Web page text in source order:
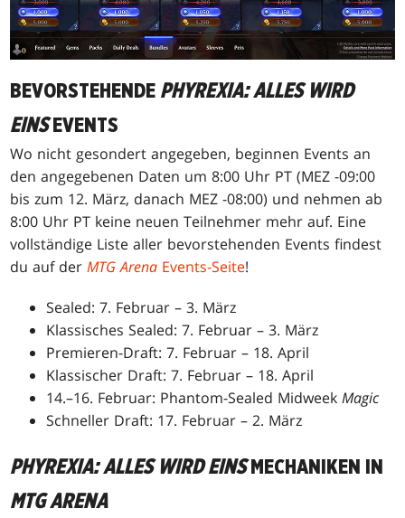
BEVORSTEHENDE PHYREXIA: ALLES WIRD
EINSEVENTS
Wo nicht gesondert angegeben, beginnen Events an
den angegebenen Daten um 8:00 Uhr PT (MEZ -09:00
bis zum 12. März, danach MEZ -08:00) und nehmen ab
8:00 Uhr PT keine neuen Teilnehmer mehr auf. Eine
vollständige Liste aller bevorstehenden Events findest
du auf derMTG Arena Events-Seite!
Sealed: 7. Februar – 3. März
Klassisches Sealed: 7. Februar – 3. März
Premieren-Draft: 7. Februar – 18. April
Klassischer Draft: 7. Februar – 18. April
14.–16. Februar: Phantom-Sealed MidweekMagic
Schneller Draft: 17. Februar – 2. März
PHYREXIA: ALLES WIRD EINSMECHANIKEN IN
MTG ARENA